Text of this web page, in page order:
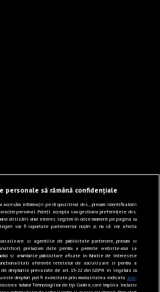
personale să rămână confidențiale
accesăm informații pe dispozitivul dvs., precum identificatorii
personal. Puteți accepta sau gestiona preferințele dvs.
utilizării unui interes legitim în orice moment pe pagina cu
vor fi raportate partenerilor noștri și nu vă vor afecta
si agentiile de publicitate partenere, precum si
prelucram date pentru a permite website-ului sa
si anunturile publicitare afisate in functie de interesele
aferente retelelor de socializare si pentru a
drepturile prevazute de art. 15-22 din GDPR in legatura cu
drepturi pot fi exercitate prin modalitatea indicata aici.
tuturor Tehnologiilor de tip Cookie, care implica inclusiv